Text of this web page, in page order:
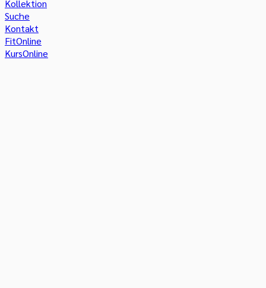
Kollektion
Suche
Kontakt
FitOnline
KursOnline